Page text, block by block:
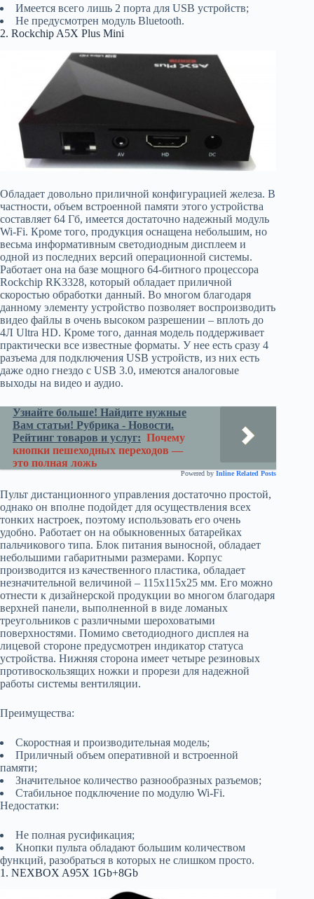
Имеется всего лишь 2 порта для USB устройств;
Не предусмотрен модуль Bluetooth.
2. Rockchip A5X Plus Mini
Обладает довольно приличной конфигурацией железа. В
частности, объем встроенной памяти этого устройства
составляет 64 Гб, имеется достаточно надежный модуль
Wi-Fi. Кроме того, продукция оснащена небольшим, но
весьма информативным светодиодным дисплеем и
одной из последних версий операционной системы.
Работает она на базе мощного 64-битного процессора
Rockchip RK3328, который обладает приличной
скоростью обработки данный. Во многом благодаря
данному элементу устройство позволяет воспроизводить
видео файлы в очень высоком разрешении – вплоть до
4Л Ultra HD. Кроме того, данная модель поддерживает
практически все известные форматы. У нее есть сразу 4
разъема для подключения USB устройств, из них есть
даже одно гнездо с USB 3.0, имеются аналоговые
выходы на видео и аудио.
Узнайте больше! Найдите нужные
Вам статьи! Рубрика - Новости.
Рейтинг товаров и услуг: Почему
кнопки пешеходных переходов —
это полная ложь
Powered by Inline Related Posts
Пульт дистанционного управления достаточно простой,
однако он вполне подойдет для осуществления всех
тонких настроек, поэтому использовать его очень
удобно. Работает он на обыкновенных батарейках
пальчикового типа. Блок питания выносной, обладает
небольшими габаритными размерами. Корпус
производится из качественного пластика, обладает
незначительной величиной – 115х115х25 мм. Его можно
отнести к дизайнерской продукции во многом благодаря
верхней панели, выполненной в виде ломаных
треугольников с различными шероховатыми
поверхностями. Помимо светодиодного дисплея на
лицевой стороне предусмотрен индикатор статуса
устройства. Нижняя сторона имеет четыре резиновых
противоскользящих ножки и прорези для надежной
работы системы вентиляции.
Преимущества:
Скоростная и производительная модель;
Приличный объем оперативной и встроенной
памяти;
Значительное количество разнообразных разъемов;
Стабильное подключение по модулю Wi-Fi.
Недостатки:
Не полная русификация;
Кнопки пульта обладают большим количеством
функций, разобраться в которых не слишком просто.
1. NEXBOX A95X 1Gb+8Gb